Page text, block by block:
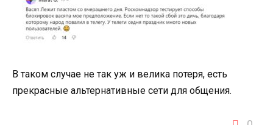
В таком случае не так уж и велика потеря, есть
прекрасные альтернативные сети для общения.